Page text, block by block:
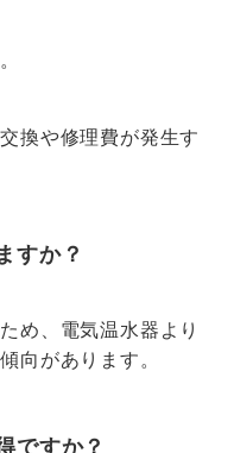
換や修理費が発生す
すか？
め、電気温水器より
向があります。
ですか？